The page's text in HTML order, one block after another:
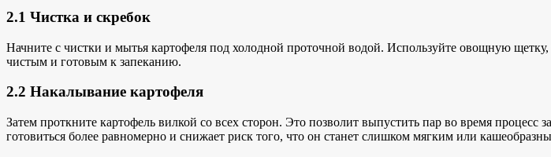
2.1 Чистка и скребок
Начните с чистки и мытья картофеля под холодной проточной водой. Используйте овощную
чистым и готовым к запеканию.
2.2 Накалывание картофеля
Затем проткните картофель вилкой со всех сторон. Это позволит выпустить пар во время процесс
готовиться более равномерно и снижает риск того, что он станет слишком мягким или